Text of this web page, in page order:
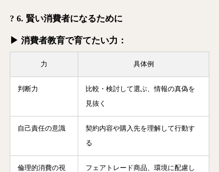
? 6. 賢い消費者になるために
▶ 消費者教育で育てたい力：
力 具体例
判断力
比較・検討して選ぶ、情報の真偽を
見抜く
自己責任の意識
契約内容や購入先を理解して行動す
る
倫理的消費の視
フェアトレード商品、環境に配慮し